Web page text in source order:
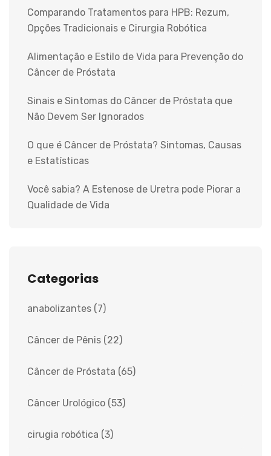
Comparando Tratamentos para HPB: Rezum,
Opções Tradicionais e Cirurgia Robótica
Alimentação e Estilo de Vida para Prevenção do
Câncer de Próstata
Sinais e Sintomas do Câncer de Próstata que
Não Devem Ser Ignorados
O que é Câncer de Próstata? Sintomas, Causas
e Estatísticas
Você sabia? A Estenose de Uretra pode Piorar a
Qualidade de Vida
Categorias
anabolizantes (7)
Câncer de Pênis (22)
Câncer de Próstata (65)
Câncer Urológico (53)
cirugia robótica (3)